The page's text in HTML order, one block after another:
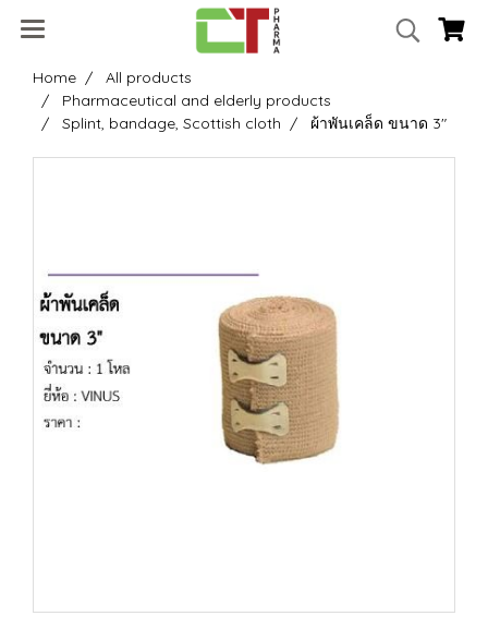
Home
All products
Pharmaceutical and elderly products
Splint, bandage, Scottish cloth
ผ้าพันเคล็ด ขนาด 3"